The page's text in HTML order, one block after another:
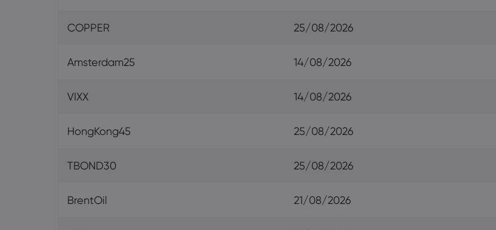
COPPER 25/08/2026
Amsterdam25 14/08/2026
VIXX 14/08/2026
HongKong45 25/08/2026
TBOND30 25/08/2026
BrentOil 21/08/2026